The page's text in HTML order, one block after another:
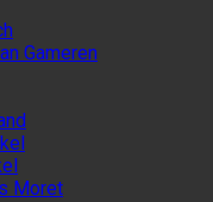
Gameren
Moret